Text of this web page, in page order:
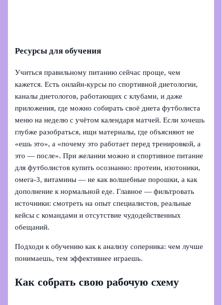
Ресурсы для обучения
Учиться правильному питанию сейчас проще, чем
кажется. Есть онлайн‑курсы по спортивной диетологии,
каналы диетологов, работающих с клубами, и даже
приложения, где можно собирать своё диета футболиста
меню на неделю с учётом календаря матчей. Если хочешь
глубже разобраться, ищи материалы, где объясняют не
«ешь это», а «почему это работает перед тренировкой, а
это — после». При желании можно и спортивное питание
для футболистов купить осознанно: протеин, изотоники,
омега‑3, витамины — не как волшебные порошки, а как
дополнение к нормальной еде. Главное — фильтровать
источники: смотреть на опыт специалистов, реальные
кейсы с командами и отсутствие чудодейственных
обещаний.
Подходи к обучению как к анализу соперника: чем лучше
понимаешь, тем эффективнее играешь.
Как собрать свою рабочую схему